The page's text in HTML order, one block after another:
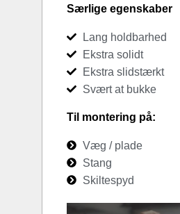
Særlige egenskaber
Lang holdbarhed
Ekstra solidt
Ekstra slidstærkt
Svært at bukke
Til montering på:
Væg / plade
Stang
Skiltespyd